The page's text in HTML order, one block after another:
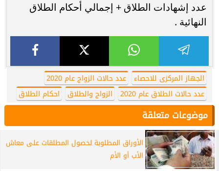
عدد إشهادات الطلاق + إجمالي أحكام الطلاق
النهائية .
الجهاز المركزى للاحصاء
عدد حالات الزواج عام 2020
عدد حالات الطلاق عام 2020
الزواج والطلاق احكام الطلاق
موضوعات متعلقة
الأوراق المطلوبة لحصول المطلقات على معاش
الأب أو الأم